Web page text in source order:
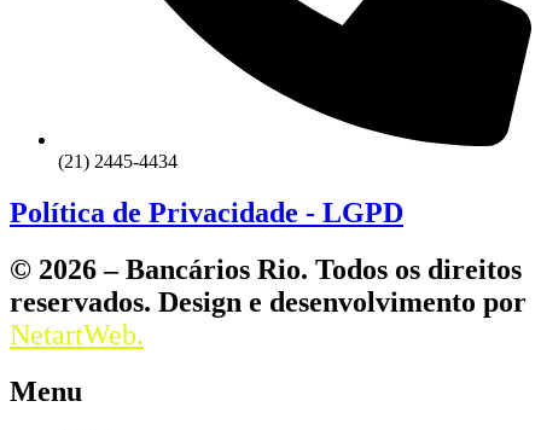
(21) 2445-4434
Política de Privacidade - LGPD
© 2026 – Bancários Rio. Todos os direitos
reservados. Design e desenvolvimento por
NetartWeb.
Menu